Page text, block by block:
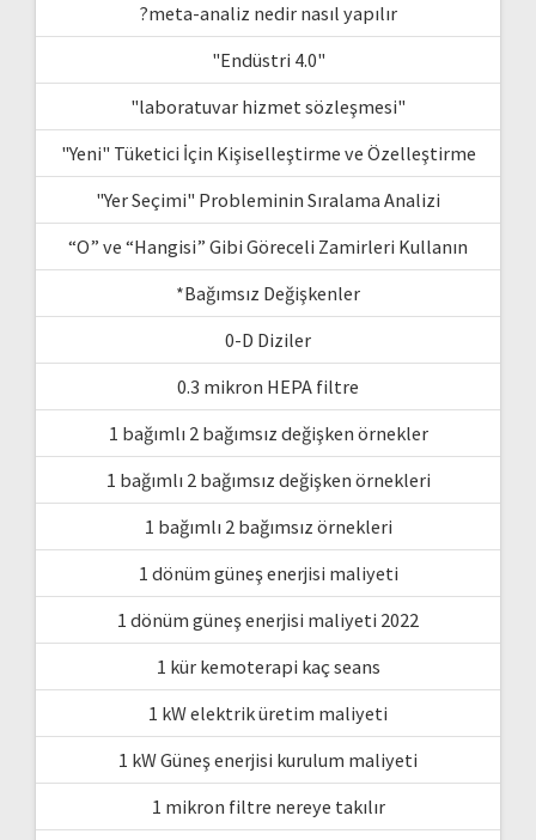
?meta-analiz nedir nasıl yapılır
"Endüstri 4.0"
"laboratuvar hizmet sözleşmesi"
"Yeni" Tüketici İçin Kişiselleştirme ve Özelleştirme
"Yer Seçimi" Probleminin Sıralama Analizi
“O” ve “Hangisi” Gibi Göreceli Zamirleri Kullanın
*Bağımsız Değişkenler
0-D Diziler
0.3 mikron HEPA filtre
1 bağımlı 2 bağımsız değişken örnekler
1 bağımlı 2 bağımsız değişken örnekleri
1 bağımlı 2 bağımsız örnekleri
1 dönüm güneş enerjisi maliyeti
1 dönüm güneş enerjisi maliyeti 2022
1 kür kemoterapi kaç seans
1 kW elektrik üretim maliyeti
1 kW Güneş enerjisi kurulum maliyeti
1 mikron filtre nereye takılır